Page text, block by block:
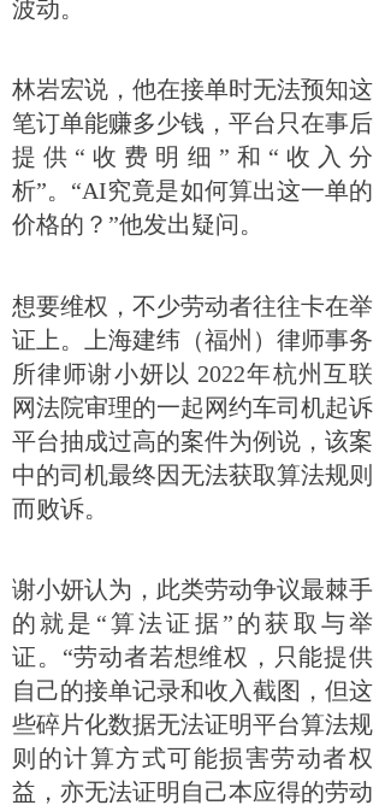
波动。
林岩宏说，他在接单时无法预知这
笔订单能赚多少钱，平台只在事后
提供“收费明细”和“收入分
析”。“AI究竟是如何算出这一单的
价格的？”他发出疑问。
想要维权，不少劳动者往往卡在举
证上。上海建纬（福州）律师事务
所律师谢小妍以 2022年杭州互联
网法院审理的一起网约车司机起诉
平台抽成过高的案件为例说，该案
中的司机最终因无法获取算法规则
而败诉。
谢小妍认为，此类劳动争议最棘手
的就是“算法证据”的获取与举
证。“劳动者若想维权，只能提供
自己的接单记录和收入截图，但这
些碎片化数据无法证明平台算法规
则的计算方式可能损害劳动者权
益，亦无法证明自己本应得的劳动